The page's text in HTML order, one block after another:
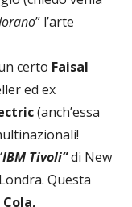
” l’arte
certo Faisal
ed ex
(anch’essa
IBM Tivoli”di New
Questa
Cola,